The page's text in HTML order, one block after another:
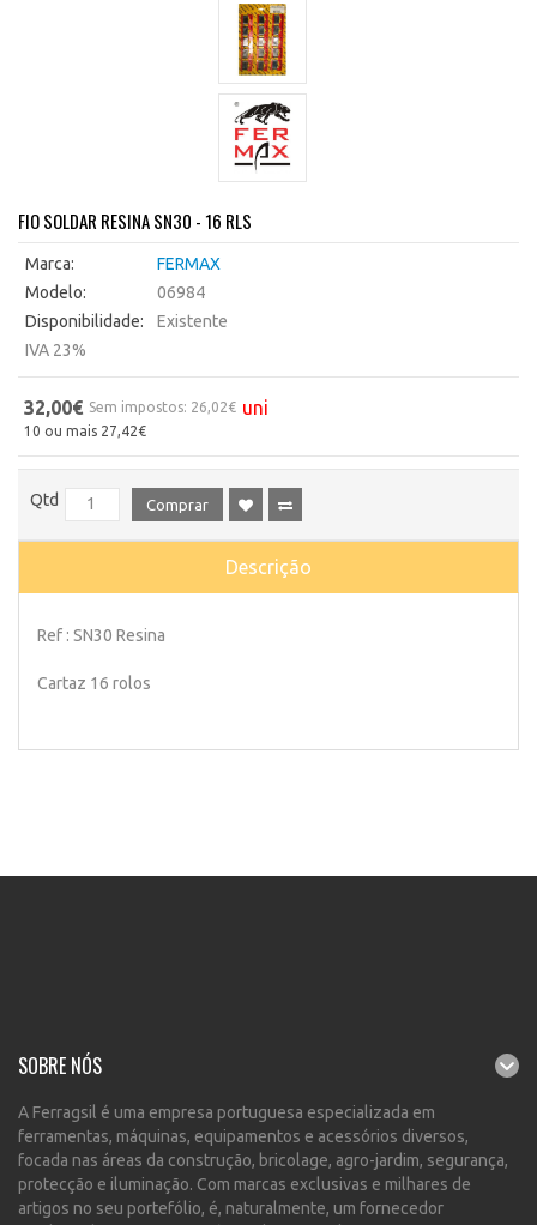
FIO SOLDAR RESINA SN30 - 16 RLS
Marca:
FERMAX
Modelo:
06984
Disponibilidade:
Existente
IVA 23%
32,00€ Sem impostos: 26,02€ uni
10 ou mais 27,42€
Qtd Comprar
Descrição
Ref : SN30 Resina
Cartaz 16 rolos
SOBRE NÓS
A Ferragsil é uma empresa portuguesa especializada em
ferramentas, máquinas, equipamentos e acessórios diversos,
focada nas áreas da construção, bricolage, agro-jardim, segurança,
protecção e iluminação. Com marcas exclusivas e milhares de
artigos no seu portefólio, é, naturalmente, um fornecedor